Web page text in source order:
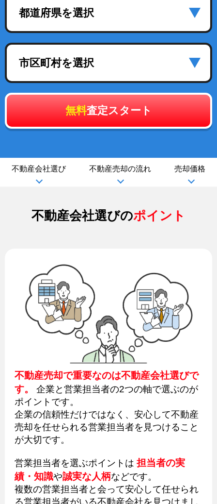
都道府県を選択
市区町村を選択
無料査定スタート
不動産会社選び 不動産売却の流れ 売却価格
不動産会社選びのポイント
不動産売却で重要なのは不動産会社選びで
す。
企業と営業担当者の2つの軸で選ぶのが
ポイントです。
企業の信頼性だけではなく、安心して不動産
売却を任せられる営業担当者を見つけること
が大切です。
営業担当者を選ぶポイントは 担当者の実
績・知識や誠実な人柄などです。
複数の営業担当者と会って安心して任せられ
る営業担当者がいる不動産会社を見つけまし